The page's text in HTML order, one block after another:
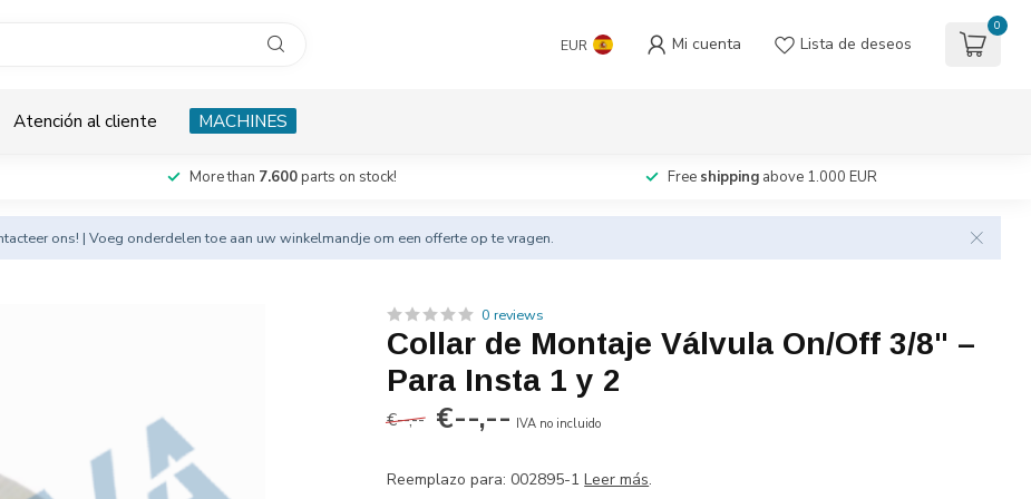
EUR Mi cuenta Lista de deseos
0
Atención al cliente MACHINES
More than 7.600parts on stock! Free shipping above 1.000 EUR
ons! | Voeg onderdelen toe aan uw winkelmandje om een offerte op te vragen.
0 reviews
Collar de Montaje Válvula On/Off 3/8" –
Para Insta 1 y 2
€--,-- €--,-- IVA no incluido
Reemplazo para: 002895-1Leer más.